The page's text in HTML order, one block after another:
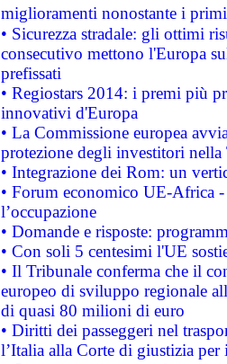
miglioramenti nonostante i
• Sicurezza stradale: gli ottimi
consecutivo mettono l'Europa
prefissati
• Regiostars 2014: i premi più
innovativi d'Europa
• La Commissione europea
protezione degli investitori
• Integrazione dei Rom: un
• Forum economico UE-Africa -
l’occupazione
• Domande e risposte:
• Con soli 5 centesimi l'UE
• Il Tribunale conferma che il
europeo di sviluppo regionale
di quasi 80 milioni di euro
• Diritti dei passeggeri nel
l’Italia alla Corte di giustizia